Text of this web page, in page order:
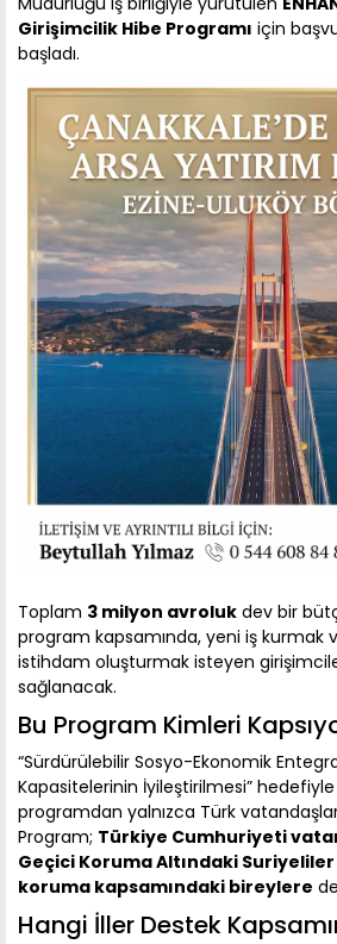
Girişimcilik Hibe Programı için
başladı.
Toplam 3 milyon avroluk dev bir
program kapsamında, yeni iş kurmak
istihdam oluşturmak isteyen
sağlanacak.
Bu Program Kimleri
“Sürdürülebilir Sosyo-Ekonomik
Kapasitelerinin İyileştirilmesi” hedefiyle
programdan yalnızca Türk
Program; Türkiye Cumhuriyeti
Geçici Koruma Altındaki Suriyeliler
koruma kapsamındaki bireylere
Hangi İller Destek